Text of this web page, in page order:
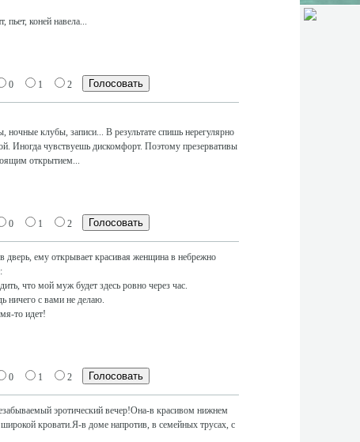
коней навела...
0 1 2
ночные клубы, записи... В результате спишь нерегулярно
Иногда чувствуешь дискомфорт. Поэтому презервативы
открытием...
0 1 2
дверь, ему открывает красивая женщина в небрежно
что мой муж будет здесь ровно через час.
ничего с вами не делаю.
то идет!
0 1 2
эротический вечер!Она-в красивом нижнем
кровати.Я-в доме напротив, в семейных трусах, с